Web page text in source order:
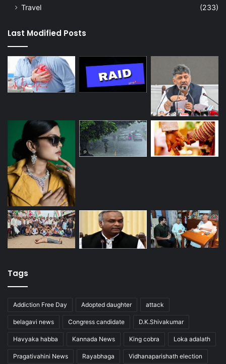
Travel
(233)
Last Modified Posts
Tags
Addiction Free Day Adopted daughter attack
belagavi news Congress candidate D.K.Shivakumar
Havyaka habba Kannada News King cobra Loka adalath
Pragativahini News Rayabhaga Vidhanaparishath election